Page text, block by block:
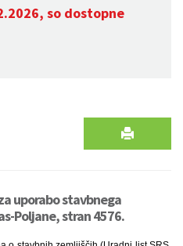
so dostopne
uporabo stavbnega
Poljane, stran 4576.